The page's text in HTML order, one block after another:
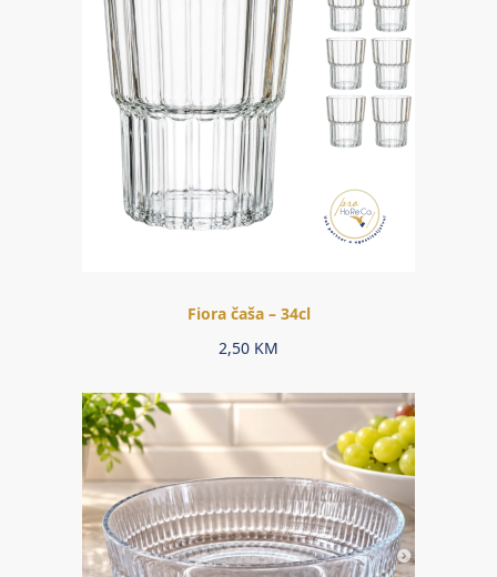
Fiora čaša – 34cl
2,50 KM